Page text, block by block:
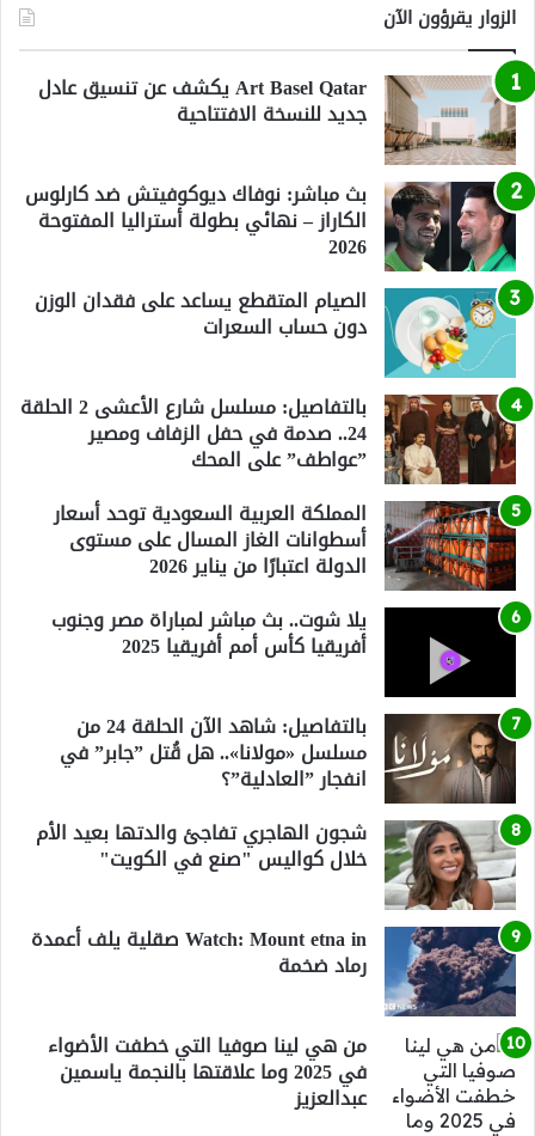
الزوار يقرؤون الآن
Art Basel Qatar يكشف عن تنسيق عادل
جديد للنسخة الافتتاحية
بث مباشر: نوفاك ديوكوفيتش ضد كارلوس
الكاراز – نهائي بطولة أستراليا المفتوحة
2026
الصيام المتقطع يساعد على فقدان الوزن
دون حساب السعرات
بالتفاصيل: مسلسل شارع الأعشى 2 الحلقة
24.. صدمة في حفل الزفاف ومصير
”عواطف” على المحك
المملكة العربية السعودية توحد أسعار
أسطوانات الغاز المسال على مستوى
الدولة اعتبارًا من يناير 2026
يلا شوت.. بث مباشر لمباراة مصر وجنوب
أفريقيا كأس أمم أفريقيا 2025
بالتفاصيل: شاهد الآن الحلقة 24 من
مسلسل «مولانا».. هل قُتل ”جابر” في
انفجار ”العادلية”؟
شجون الهاجري تفاجئ والدتها بعيد الأم
خلال كواليس "صنع في الكويت"
Watch: Mount etna in صقلية يلف أعمدة
رماد ضخمة
من هي لينا صوفيا التي خطفت الأضواء
في 2025 وما علاقتها بالنجمة ياسمين
عبدالعزيز